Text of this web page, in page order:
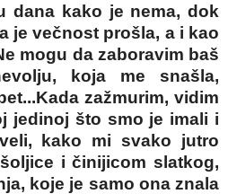
dana kako je nema, dok
je večnost prošla, a i kao
mogu da zaboravim baš
koja me snašla,
zažmurim, vidim
jedinoj što smo je imali i
kako mi svako jutro
i činijicom slatkog,
koje je samo ona znala